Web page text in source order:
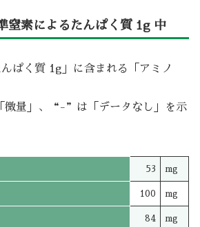
窒素によるたんぱく質 1g 中
ぱく質 1g」に含まれる「アミノ
量」、“-”は「データなし」を示
53 mg
100 mg
84 mg